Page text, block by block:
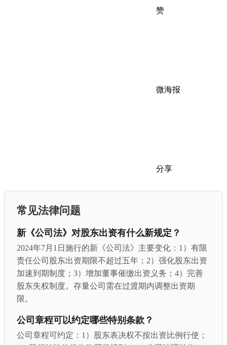
赞
微海报
分享
常见法律问题
新《公司法》对股东出资有什么新规定？
2024年7月1日施行的新《公司法》主要变化：1）有限
责任公司股东出资期限不超过五年；2）强化股东出资
加速到期制度；3）增加董事催缴出资义务；4）完善
股东失权制度。存量公司需在过渡期内调整出资期
限。
公司章程可以约定哪些特别条款？
公司章程可约定：1）股东表决权不按出资比例行使；